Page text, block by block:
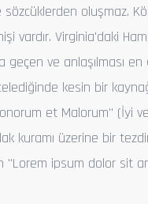
oluşmaz.
vardır. Virginia'daki
geçen ve anlaşılması
kesin bir
et Malorum" (İyi ve
kuramı üzerine bir
"Lorem ipsum dolor sit